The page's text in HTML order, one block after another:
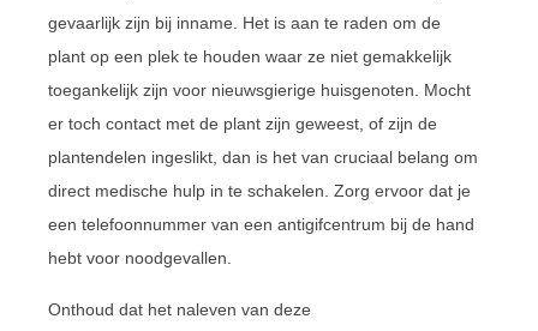
gevaarlijk zijn bij inname. Het is aan te raden om de
plant op een plek te houden waar ze niet gemakkelijk
toegankelijk zijn voor nieuwsgierige huisgenoten. Mocht
er toch contact met de plant zijn geweest, of zijn de
plantendelen ingeslikt, dan is het van cruciaal belang om
direct medische hulp in te schakelen. Zorg ervoor dat je
een telefoonnummer van een antigifcentrum bij de hand
hebt voor noodgevallen.
Onthoud dat het naleven van deze